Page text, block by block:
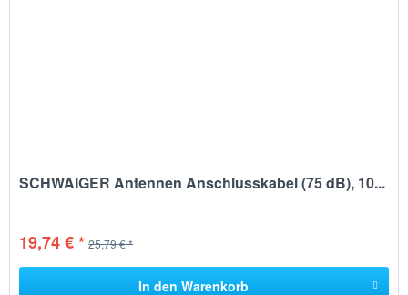
SCHWAIGER Antennen Anschlusskabel (75 dB), 10...
19,74 € * 25,79 € *
In den Warenkorb